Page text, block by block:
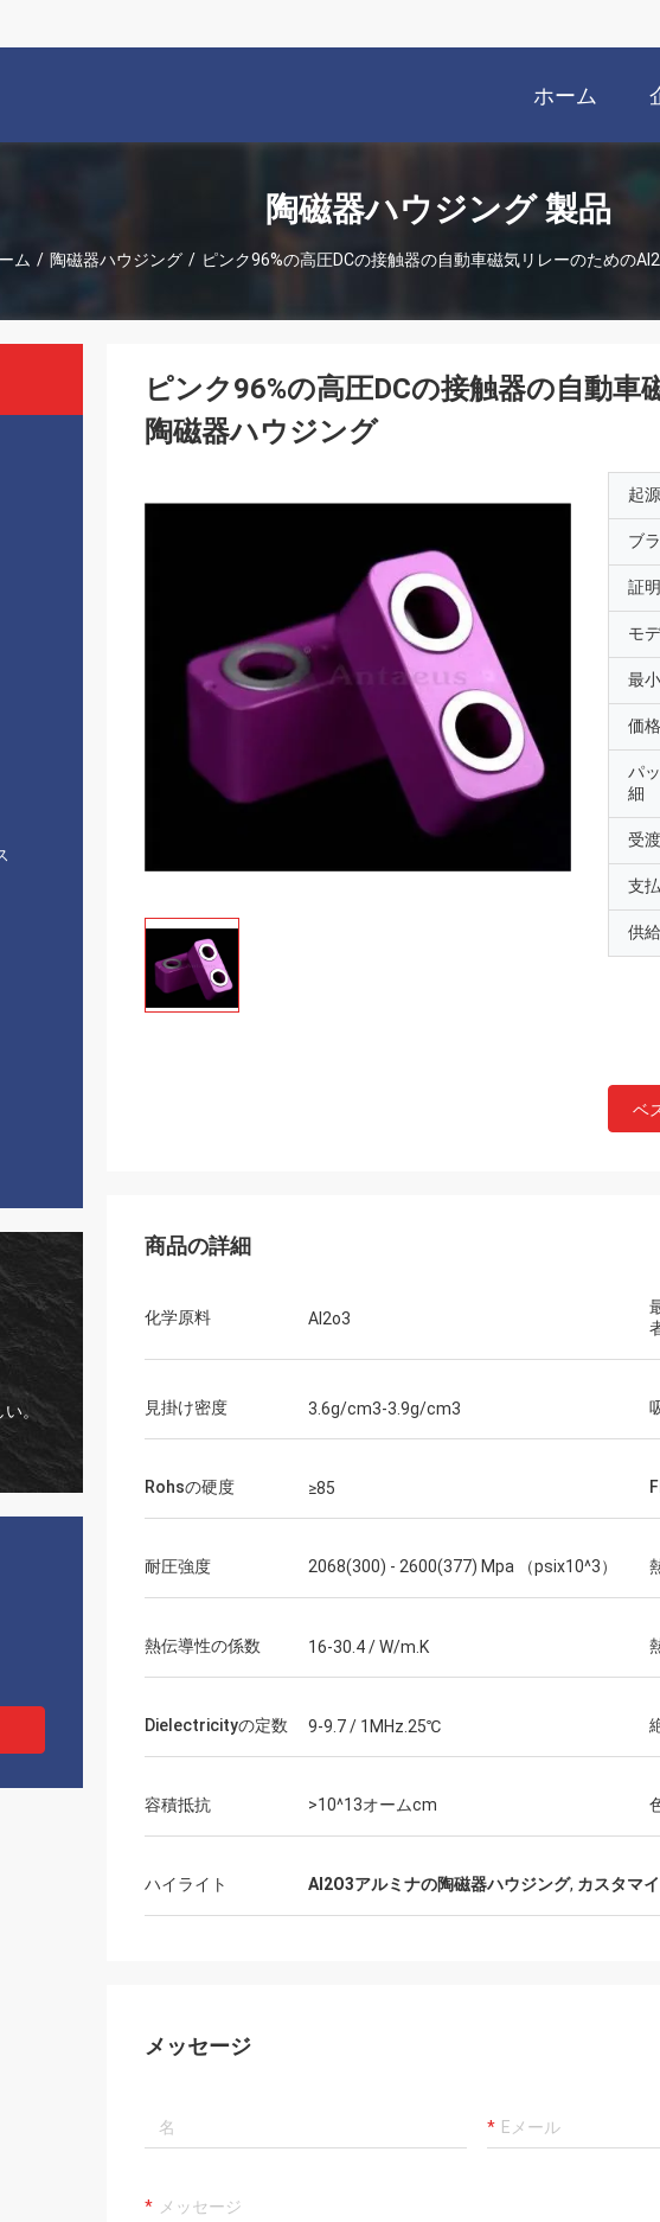
ホーム
陶磁器ハウジング 製品
ム / 陶磁器ハウジング / ピンク96%の高圧DCの接触器の自動車磁気リレーのための
くおよび話すこと容易答えなさい!
ピンク96%の高圧DCの接触器の自動
陶磁器ハウジング
起
ブ
証明
モ
最
価格
パ
細
受
支
供
ベ
商品の詳細
化学原料 Al2o3
見掛け密度 3.6g/cm3-3.9g/cm3
Rohsの硬度 ≥85
耐圧強度 2068(300) - 2600(377) Mpa （psix10^3）
熱伝導性の係数 16-30.4 / W/m.K
Dielectricityの定数 9-9.7 / 1MHz.25℃
容積抵抗 >10^13オームcm
ハイライト Al2O3アルミナの陶磁器ハウジング, カスタマ
メッセージ